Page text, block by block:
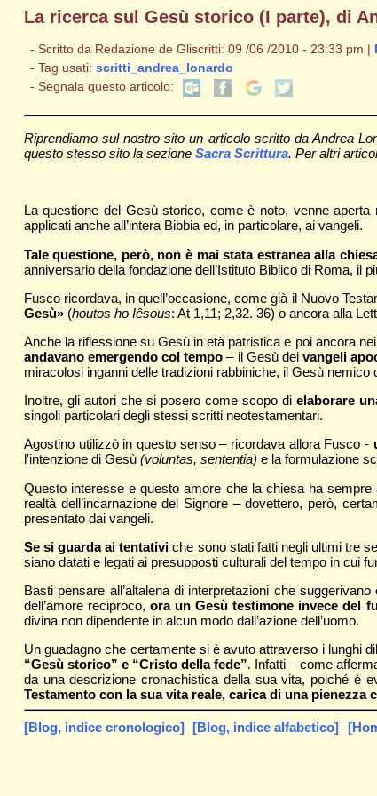
La ricerca sul Gesù storico (I parte), di
- Scritto da Redazione de Gliscritti: 09 /06 /2010 - 23:33 pm |
- Tag usati: scritti_andrea_lonardo
- Segnala questo articolo:
Riprendiamo sul nostro sito un articolo scritto da Andrea
questo stesso sito la sezione Sacra Scrittura. Per altri
La questione del Gesù storico, come è noto, venne aperta
applicati anche all’intera Bibbia ed, in particolare, ai vangeli.
Tale questione, però, non è mai stata estranea alla
anniversario della fondazione dell’Istituto Biblico di Roma, il
Fusco ricordava, in quell’occasione, come già il Nuovo
Gesù»(houtos ho Iêsous: At 1,11; 2,32. 36) o ancora alla
Anche la riflessione su Gesù in età patristica e poi ancora
andavano emergendo col tempo – il Gesù dei vangeli
miracolosi inganni delle tradizioni rabbiniche, il Gesù nemico
Inoltre, gli autori che si posero come scopo dielaborare
singoli particolari degli stessi scritti neotestamentari.
Agostino utilizzò in questo senso – ricordava allora Fusco -
l'intenzione di Gesù (voluntas, sententia) e la formulazione
Questo interesse e questo amore che la chiesa ha
realtà dell’incarnazione del Signore – dovettero, però,
presentato dai vangeli.
Se si guarda ai tentativi che sono stati fatti negli ultimi tre
siano datati e legati ai presupposti culturali del tempo in cui
Basti pensare all’altalena di interpretazioni che suggerivano
dell’amore reciproco,ora un Gesù testimone invece del
divina non dipendente in alcun modo dall’azione dell’uomo.
Un guadagno che certamente si è avuto attraverso i lunghi
“Gesù storico” e “Cristo della fede”. Infatti – come
da una descrizione cronachistica della sua vita, poiché è
Testamento con la sua vita reale, carica di una
[Blog, indice cronologico] [Blog, indice alfabetico]